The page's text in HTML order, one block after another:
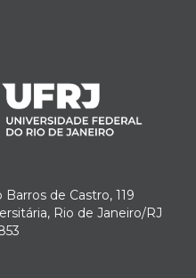
de Castro, 119
Rio de Janeiro/RJ